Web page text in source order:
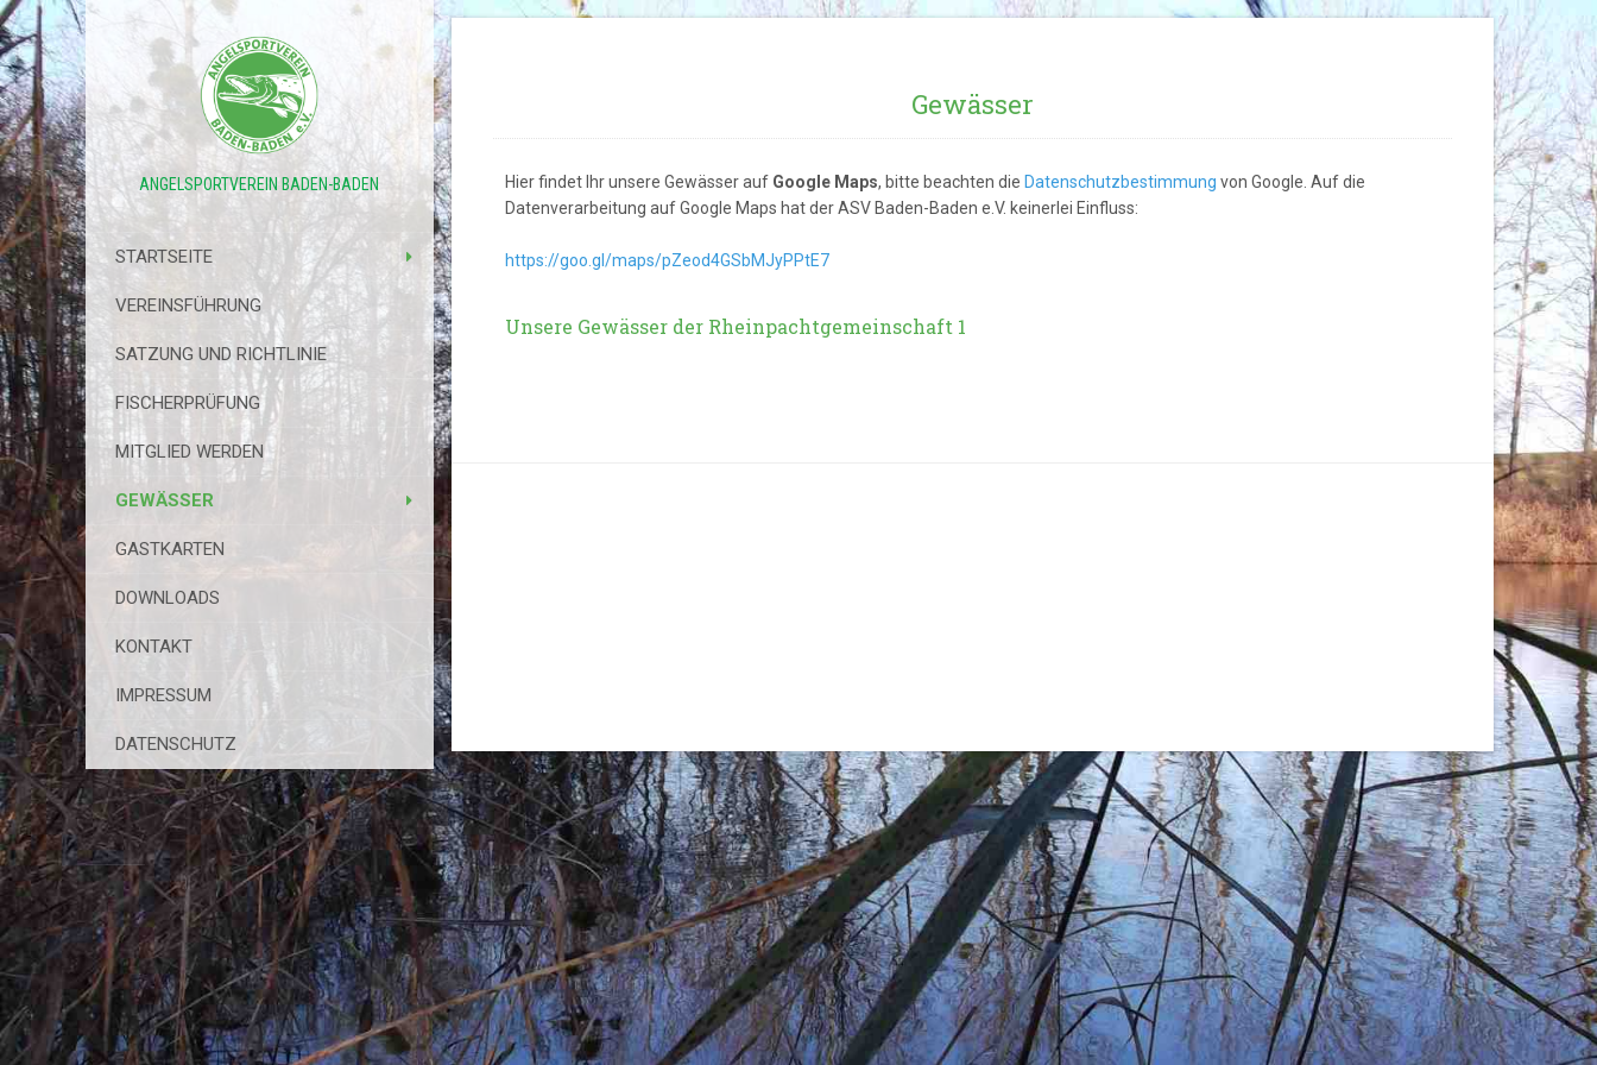
ANGELSPORTVEREIN BADEN-BADEN
STARTSEITE
VEREINSFÜHRUNG
SATZUNG UND RICHTLINIE
FISCHERPRÜFUNG
MITGLIED WERDEN
GEWÄSSER
GASTKARTEN
DOWNLOADS
KONTAKT
IMPRESSUM
DATENSCHUTZ
Gewässer
Hier findet Ihr unsere Gewässer auf Google Maps, bitte beachten die Datenschutzbestimmung von Google. Auf die
Datenverarbeitung auf Google Maps hat der ASV Baden-Baden e.V. keinerlei Einfluss:
https://goo.gl/maps/pZeod4GSbMJyPPtE7
Unsere Gewässer der Rheinpachtgemeinschaft 1